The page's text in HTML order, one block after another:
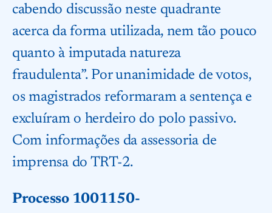
cabendo discussão neste quadrante
acerca da forma utilizada, nem tão pouco
quanto à imputada natureza
fraudulenta”. Por unanimidade de votos,
os magistrados reformaram a sentença e
excluíram o herdeiro do polo passivo.
Com informações da assessoria de
imprensa do TRT-2.
Processo 1001150-